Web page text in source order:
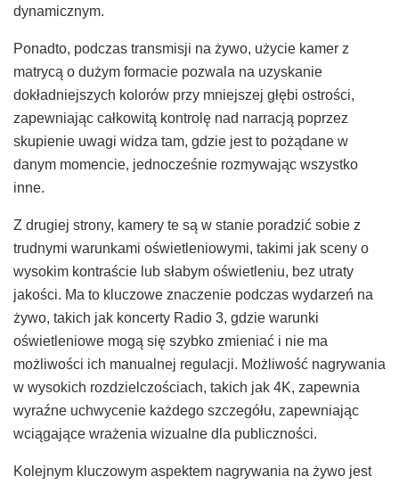
dynamicznym.
Ponadto, podczas transmisji na żywo, użycie kamer z
matrycą o dużym formacie pozwala na uzyskanie
dokładniejszych kolorów przy mniejszej głębi ostrości,
zapewniając całkowitą kontrolę nad narracją poprzez
skupienie uwagi widza tam, gdzie jest to pożądane w
danym momencie, jednocześnie rozmywając wszystko
inne.
Z drugiej strony, kamery te są w stanie poradzić sobie z
trudnymi warunkami oświetleniowymi, takimi jak sceny o
wysokim kontraście lub słabym oświetleniu, bez utraty
jakości. Ma to kluczowe znaczenie podczas wydarzeń na
żywo, takich jak koncerty Radio 3, gdzie warunki
oświetleniowe mogą się szybko zmieniać i nie ma
możliwości ich manualnej regulacji. Możliwość nagrywania
w wysokich rozdzielczościach, takich jak 4K, zapewnia
wyraźne uchwycenie każdego szczegółu, zapewniając
wciągające wrażenia wizualne dla publiczności.
Kolejnym kluczowym aspektem nagrywania na żywo jest